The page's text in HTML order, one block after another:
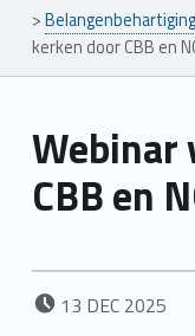
>Belangenbehartiging
kerken door CBB en
Webinar
CBB en
POSTED ON:
13 DEC 2025